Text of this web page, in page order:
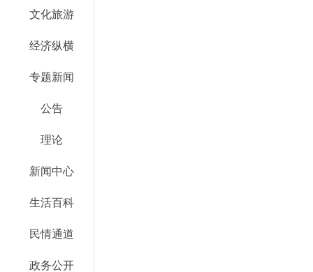
文化旅游
经济纵横
专题新闻
公告
理论
新闻中心
生活百科
民情通道
政务公开